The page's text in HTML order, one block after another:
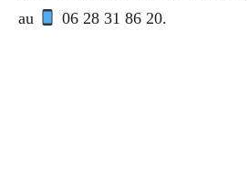
au
06 28 31 86 20.